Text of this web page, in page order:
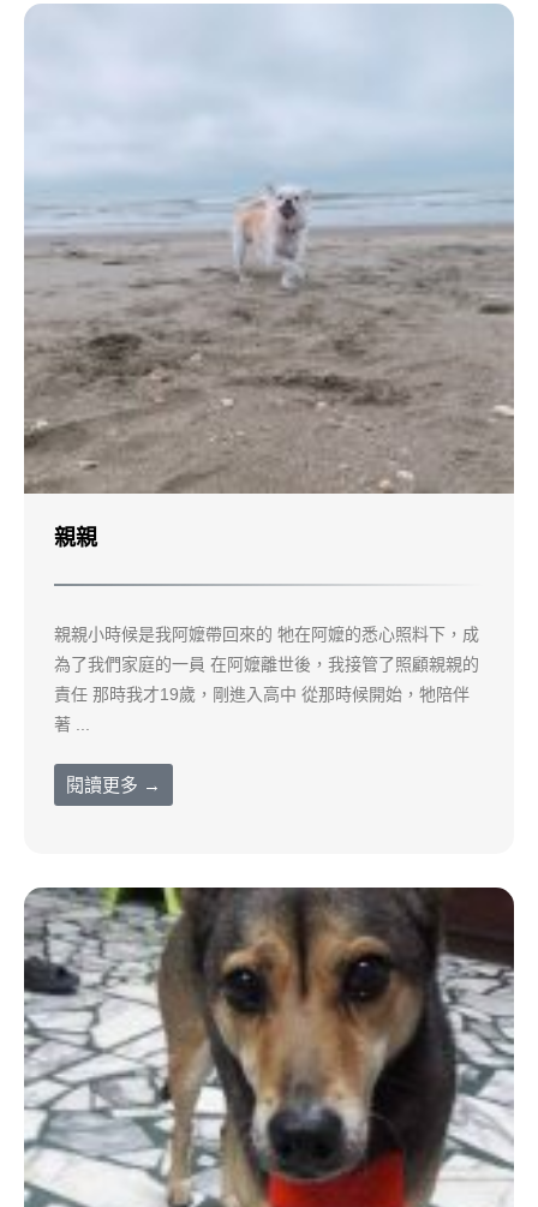
親親
親親小時候是我阿嬤帶回來的 牠在阿嬤的悉心照料下，成
為了我們家庭的一員 在阿嬤離世後，我接管了照顧親親的
責任 那時我才19歲，剛進入高中 從那時候開始，牠陪伴
著 ...
閱讀更多 →